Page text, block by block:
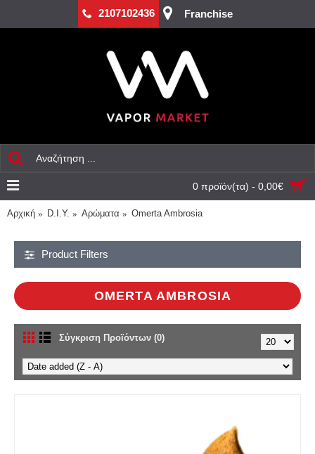
2107102436 Franchise
0 προϊόν(τα) - 0,00€
Αρχική D.I.Y. Αρώματα Omerta Ambrosia
Product Filters
OMERTA AMBROSIA
Σύγκριση Προϊόντων (0)